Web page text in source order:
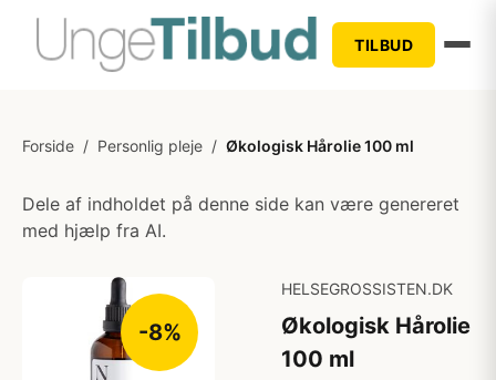
TILBUD
Forside / Personlig pleje / Økologisk Hårolie 100 ml
Dele af indholdet på denne side kan være genereret
med hjælp fra AI.
-8%
HELSEGROSSISTEN.DK
Økologisk Hårolie
100 ml